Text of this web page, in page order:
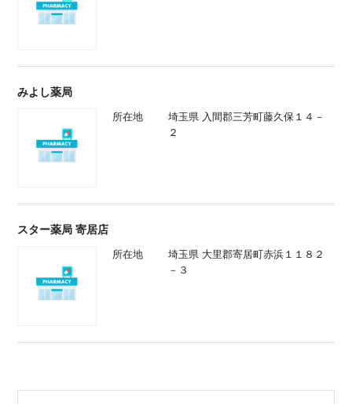
みよし薬局
所在地
埼玉県 入間郡三芳町藤久保１４－
２
スター薬局 寄居店
所在地
埼玉県 大里郡寄居町赤浜１１８２
－３